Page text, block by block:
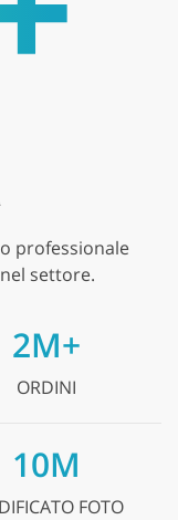
professionale
settore.
2M+
ORDINI
10M
FOTO